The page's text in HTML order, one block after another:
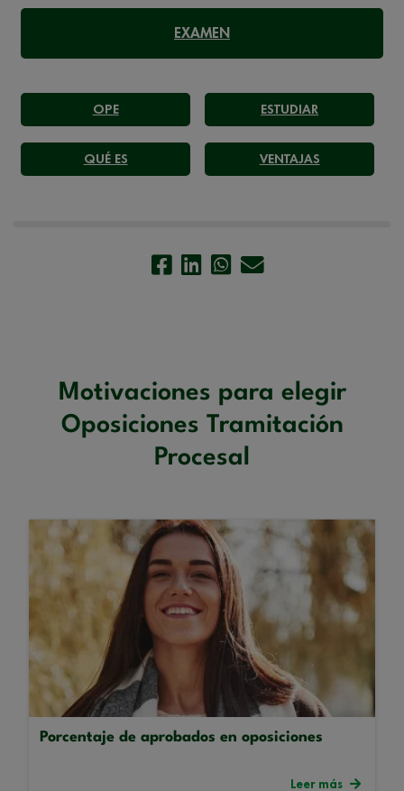
EXAMEN
OPE ESTUDIAR
QUÉ ES VENTAJAS
Motivaciones para elegir
Oposiciones Tramitación
Procesal
Porcentaje de aprobados en oposiciones
Leer más